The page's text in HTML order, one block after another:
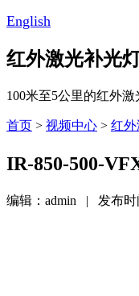
English
红外激光补光
100米至5公里的红外
首页 > 视频中心 > 红
IR-850-500-
编辑：admin | 发布时